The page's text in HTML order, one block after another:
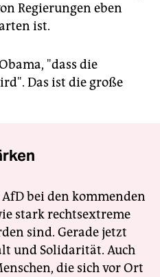
Regierungen eben
ist.
"dass die
Das ist die große
bei den kommenden
stark rechtsextreme
sind. Gerade jetzt
und Solidarität. Auch
die sich vor Ort